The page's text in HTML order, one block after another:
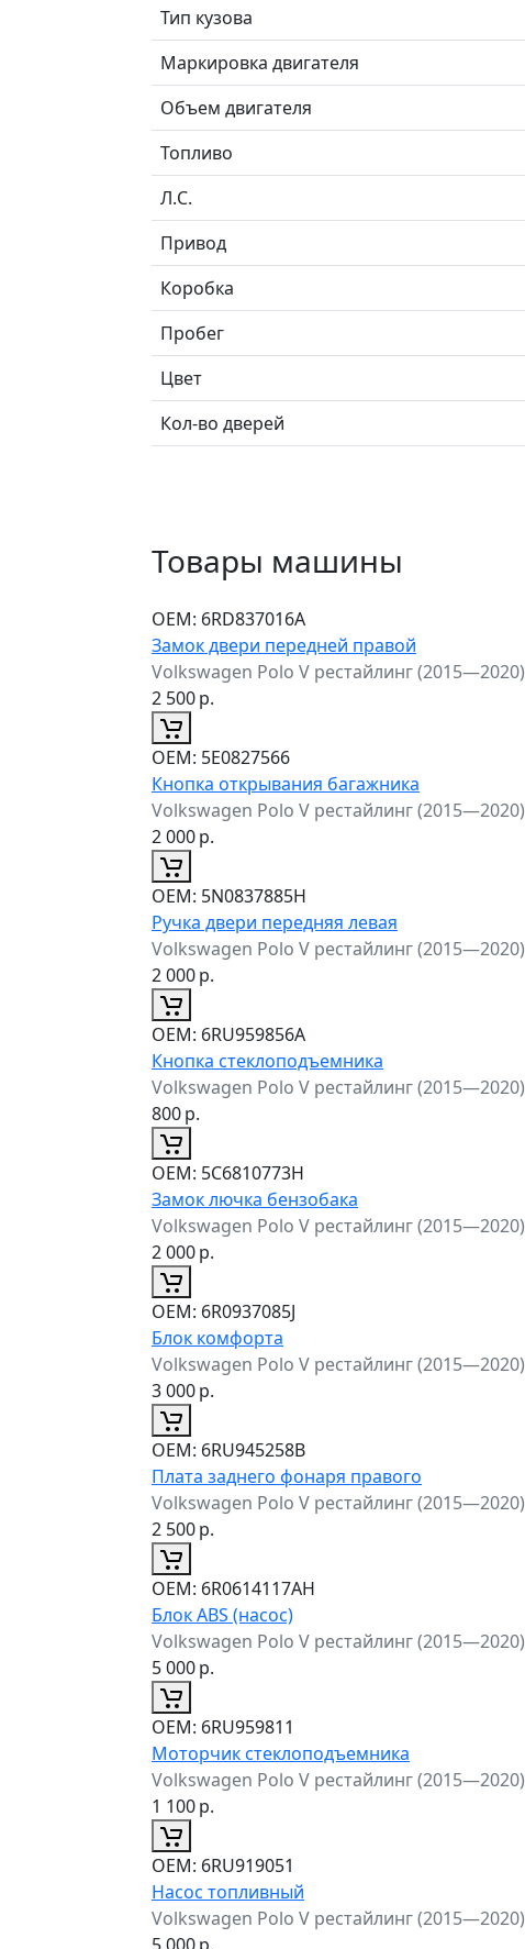
Тип кузова
Маркировка двигателя
Объем двигателя
Топливо
Л.C.
Привод
Коробка
Пробег
Цвет
Кол-во дверей
Товары машины
ОЕМ: 6RD837016A
Замок двери передней правой
Volkswagen Polo V рестайлинг (2015—2020)
2 500р.
ОЕМ: 5E0827566
Кнопка открывания багажника
Volkswagen Polo V рестайлинг (2015—2020)
2 000р.
ОЕМ: 5N0837885H
Ручка двери передняя левая
Volkswagen Polo V рестайлинг (2015—2020)
2 000р.
ОЕМ: 6RU959856A
Кнопка стеклоподъемника
Volkswagen Polo V рестайлинг (2015—2020)
800р.
ОЕМ: 5C6810773H
Замок лючка бензобака
Volkswagen Polo V рестайлинг (2015—2020)
2 000р.
ОЕМ: 6R0937085J
Блок комфорта
Volkswagen Polo V рестайлинг (2015—2020)
3 000р.
ОЕМ: 6RU945258B
Плата заднего фонаря правого
Volkswagen Polo V рестайлинг (2015—2020)
2 500р.
ОЕМ: 6R0614117AH
Блок ABS (насос)
Volkswagen Polo V рестайлинг (2015—2020)
5 000р.
ОЕМ: 6RU959811
Моторчик стеклоподъемника
Volkswagen Polo V рестайлинг (2015—2020)
1 100р.
ОЕМ: 6RU919051
Насос топливный
Volkswagen Polo V рестайлинг (2015—2020)